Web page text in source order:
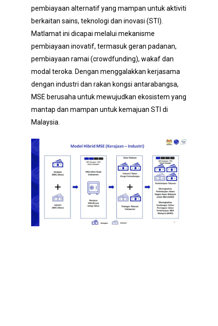
pembiayaan alternatif yang mampan untuk aktiviti
berkaitan sains, teknologi dan inovasi (STI).
Matlamat ini dicapai melalui mekanisme
pembiayaan inovatif, termasuk geran padanan,
pembiayaan ramai (crowdfunding), wakaf dan
modal teroka. Dengan menggalakkan kerjasama
dengan industri dan rakan kongsi antarabangsa,
MSE berusaha untuk mewujudkan ekosistem yang
mantap dan mampan untuk kemajuan STI di
Malaysia.